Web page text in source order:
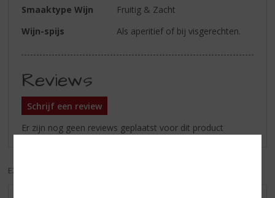
Smaaktype Wijn
Fruitig & Zacht
Wijn-spijs
Als aperitief of bij visgerechten.
Reviews
Schrijf een review
Er zijn nog geen reviews geplaatst voor dit product
EXCL. BTW